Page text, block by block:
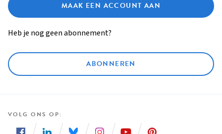
MAAK EEN ACCOUNT AAN
Heb je nog geen abonnement?
ABONNEREN
VOLG ONS OP